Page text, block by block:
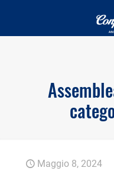
Maggio 8, 2024